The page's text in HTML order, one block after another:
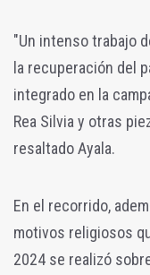
"Un intenso trabajo
la recuperación del
integrado en la
Rea Silvia y otras
resaltado Ayala.
En el recorrido,
motivos religiosos
2024 se realizó